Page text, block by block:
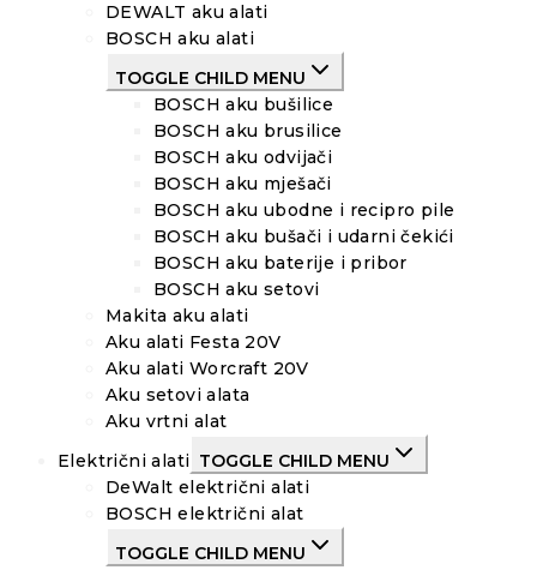
DEWALT aku alati
BOSCH aku alati
TOGGLE CHILD MENU
BOSCH aku bušilice
BOSCH aku brusilice
BOSCH aku odvijači
BOSCH aku mješači
BOSCH aku ubodne i recipro pile
BOSCH aku bušači i udarni čekići
BOSCH aku baterije i pribor
BOSCH aku setovi
Makita aku alati
Aku alati Festa 20V
Aku alati Worcraft 20V
Aku setovi alata
Aku vrtni alat
Električni alati TOGGLE CHILD MENU
DeWalt električni alati
BOSCH električni alat
TOGGLE CHILD MENU